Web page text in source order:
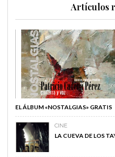
Artículos
EL ÁLBUM «NOSTALGIAS» GRATIS
CINE
LA CUEVA DE LOS